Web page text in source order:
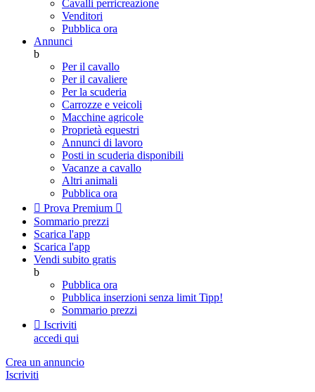
Cavalli perricreazione
Venditori
Pubblica ora
Annunci
b
Per il cavallo
Per il cavaliere
Per la scuderia
Carrozze e veicoli
Macchine agricole
Proprietà equestri
Annunci di lavoro
Posti in scuderia disponibili
Vacanze a cavallo
Altri animali
Pubblica ora
 Prova Premium 
Sommario prezzi
Scarica l'app
Scarica l'app
Vendi subito gratis
b
Pubblica ora
Pubblica inserzioni senza limit Tipp!
Sommario prezzi
 Iscriviti
accedi qui
Crea un annuncio
Iscriviti